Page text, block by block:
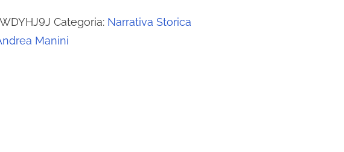
Categoria: Narrativa Storica
Manini